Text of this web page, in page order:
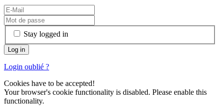
Stay logged in
Login oublié ?
Cookies have to be accepted!
Your browser's cookie functionality is disabled. Please enable this
functionality.